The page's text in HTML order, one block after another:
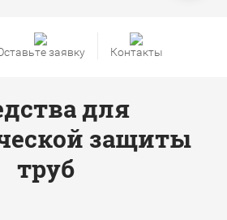
заявку Контакты
для
защиты
труб